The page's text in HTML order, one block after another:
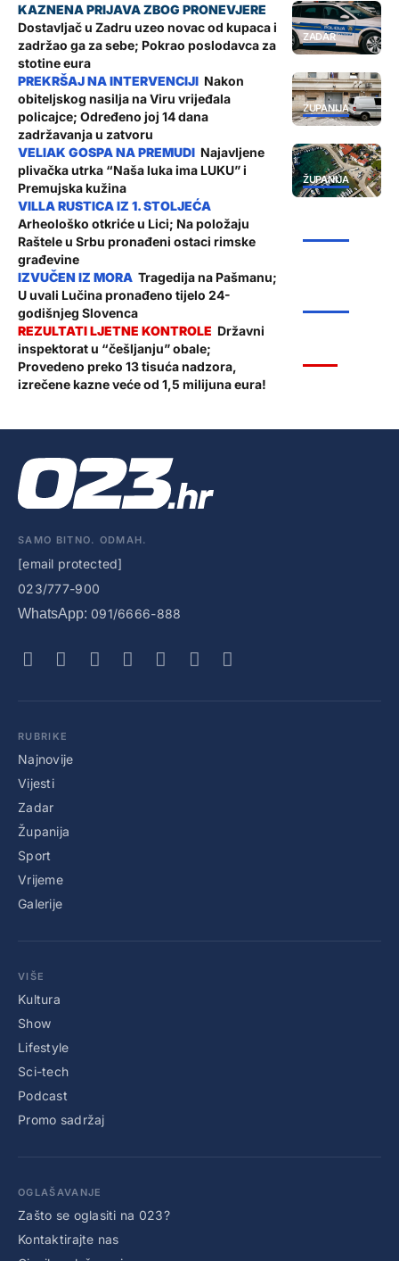
ZADAR
Dostavljač u Zadru uzeo novac od kupaca i
zadržao ga za sebe; Pokrao poslodavca za
stotine eura
ŽUPANIJA
Nakon
obiteljskog nasilja na Viru vrijeđala
policajce; Određeno joj 14 dana
zadržavanja u zatvoru
ŽUPANIJA
Najavljene
plivačka utrka “Naša luka ima LUKU” i
Premujska kužina
Arheološko otkriće u Lici; Na položaju
Raštele u Srbu pronađeni ostaci rimske
građevine
Tragedija na Pašmanu;
U uvali Lučina pronađeno tijelo 24-
godišnjeg Slovenca
Državni
inspektorat u “češljanju” obale;
Provedeno preko 13 tisuća nadzora,
izrečene kazne veće od 1,5 milijuna eura!
SAMO BITNO. ODMAH.
[email protected]
023/777-900
WhatsApp: 091/6666-888
RUBRIKE
Najnovije
Vijesti
Zadar
Županija
Sport
Vrijeme
Galerije
VIŠE
Kultura
Show
Lifestyle
Sci-tech
Podcast
Promo sadržaj
OGLAŠAVANJE
Zašto se oglasiti na 023?
Kontaktirajte nas